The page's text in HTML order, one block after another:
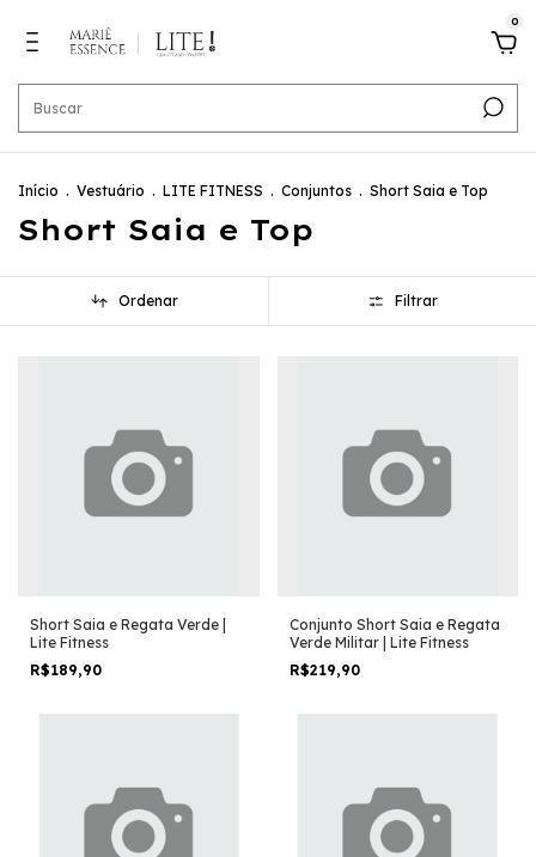
0
Início . Vestuário . LITE FITNESS . Conjuntos . Short Saia e Top
Short Saia e Top
Ordenar Filtrar
Short Saia e Regata Verde |
Lite Fitness
R$189,90
Conjunto Short Saia e Regata
Verde Militar | Lite Fitness
R$219,90